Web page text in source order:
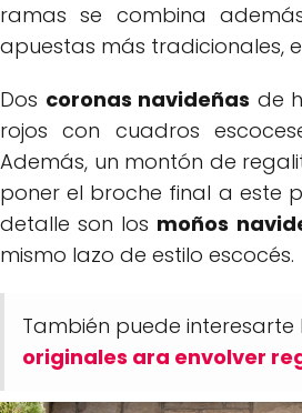
ramas se combina
apuestas más tradicionales,
Dos coronas navideñas de
rojos con cuadros
Además, un montón de
poner el broche final a este
detalle son los moños
mismo lazo de estilo escocés.
También puede interesarte
originales ara envolver